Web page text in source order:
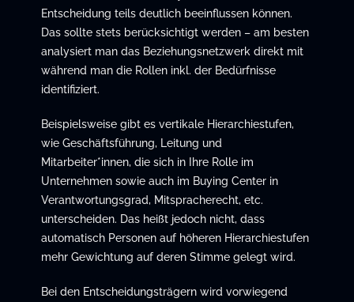
Entscheidung teils deutlich beeinflussen können.
Das sollte stets berücksichtigt werden – am besten
analysiert man das Beziehungsnetzwerk direkt mit
während man die Rollen inkl. der Bedürfnisse
identifiziert.
Beispielsweise gibt es vertikale Hierarchiestufen,
wie Geschäftsführung, Leitung und
Mitarbeiter*innen, die sich in Ihre Rolle im
Unternehmen sowie auch im Buying Center in
Verantwortungsgrad, Mitspracherecht, etc.
unterscheiden. Das heißt jedoch nicht, dass
automatisch Personen auf höheren Hierarchiestufen
mehr Gewichtung auf deren Stimme gelegt wird.
Bei den Entscheidungsträgern wird vorwiegend